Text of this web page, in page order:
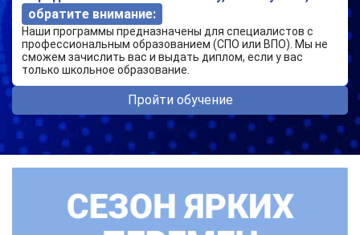
обратите внимание:
Наши программы предназначены для специалистов с
профессиональным образованием (СПО или ВПО). Мы не
сможем зачислить вас и выдать диплом, если у вас
только школьное образование.
Пройти обучение